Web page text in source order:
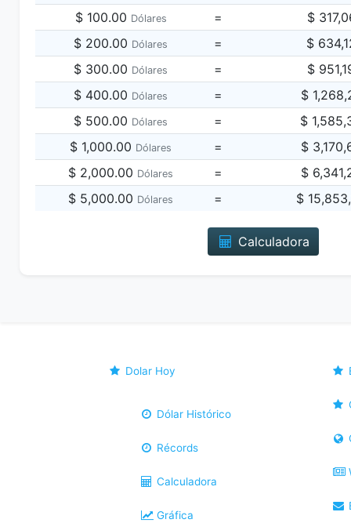
$ 100.00 Dólares = $
$ 200.00 Dólares = $
$ 300.00 Dólares = $
$ 400.00 Dólares = $
$ 500.00 Dólares = $
$ 1,000.00 Dólares = $
$ 2,000.00 Dólares = $
$ 5,000.00 Dólares = $
Calculadora
Dolar Hoy
Dólar Histórico
Récords
Calculadora
Gráfica